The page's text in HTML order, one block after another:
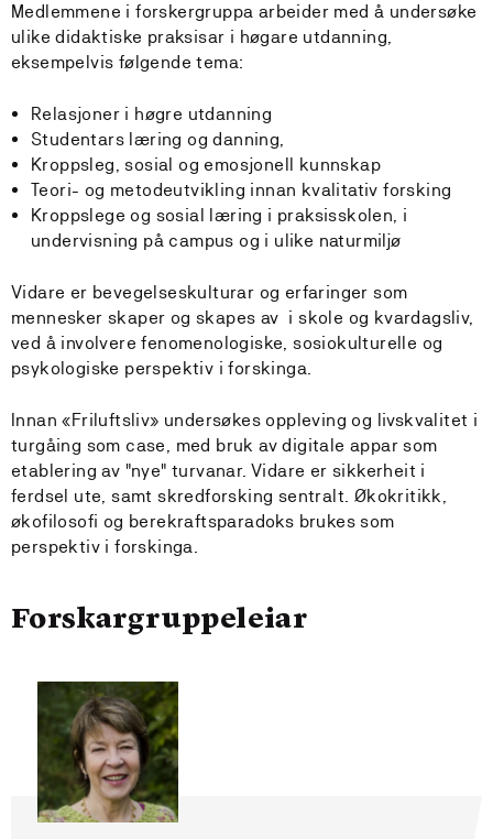
Medlemmene i forskergruppa arbeider med å undersøke
ulike didaktiske praksisar i høgare utdanning,
eksempelvis følgende tema:
Relasjoner i høgre utdanning
Studentars læring og danning,
Kroppsleg, sosial og emosjonell kunnskap
Teori- og metodeutvikling innan kvalitativ forsking
Kroppslege og sosial læring i praksisskolen, i
undervisning på campus og i ulike naturmiljø
Vidare er bevegelseskulturar og erfaringer som
mennesker skaper og skapes av i skole og kvardagsliv,
ved å involvere fenomenologiske, sosiokulturelle og
psykologiske perspektiv i forskinga.
Innan «Friluftsliv» undersøkes oppleving og livskvalitet i
turgåing som case, med bruk av digitale appar som
etablering av "nye" turvanar. V​idare er sikkerheit i
ferdsel ute, samt skredforsking sentralt. Økokritikk,
økofilosofi og berekraftsparadoks brukes som
perspektiv i forskinga.
Forskargruppeleiar